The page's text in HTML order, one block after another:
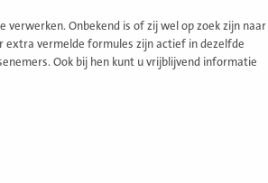
Onbekend is of zij wel op zoek zijn naar
extra vermelde formules zijn actief in dezelfde
Ook bij hen kunt u vrijblijvend informatie